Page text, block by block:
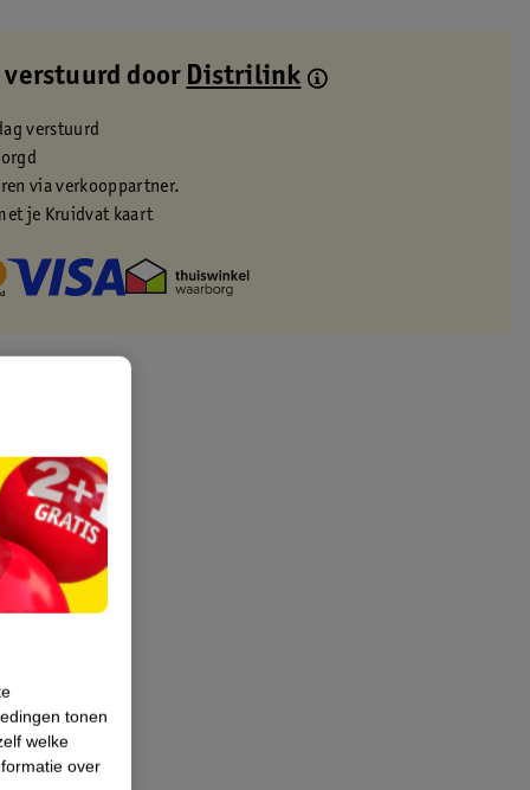
verstuurd door Distrilink
verstuurd
via verkooppartner.
je Kruidvat kaart
tonen
welke
over